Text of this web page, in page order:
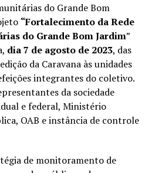
do Grande Bom
“Fortalecimento da Rede
do Grande Bom Jardim”
dia7 de agosto de 2023, das
da Caravana às unidades
integrantes do coletivo.
da sociedade
e federal, Ministério
OAB e instância de controle
de monitoramento de